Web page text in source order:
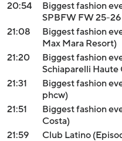
20:54
Biggest fashion
SPBFW FW 25-26
21:08
Biggest fashion
Max Mara Resort)
21:20
Biggest fashion
Schiaparelli Haute
21:31
Biggest fashion
phcw)
21:51
Biggest fashion
Costa)
21:59
Club Latino